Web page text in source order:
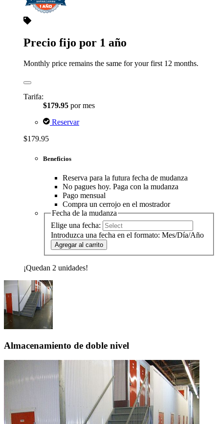
Precio fijo por 1 año
Monthly price remains the same for your first 12 months.
Tarifa:
$179.95 por mes
Reservar
$179.95
Beneficios
Reserva para la futura fecha de mudanza
No pagues hoy. Paga con la mudanza
Pago mensual
Compra un cerrojo en el mostrador
Fecha de la mudanza
Elige una fecha:
Introduzca una fecha en el formato: Mes/Día/Año
Agregar al carrito
¡Quedan 2 unidades!
Almacenamiento de doble nivel